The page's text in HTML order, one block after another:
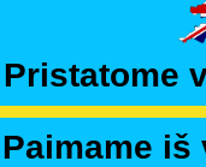
Pristatome
Paimame